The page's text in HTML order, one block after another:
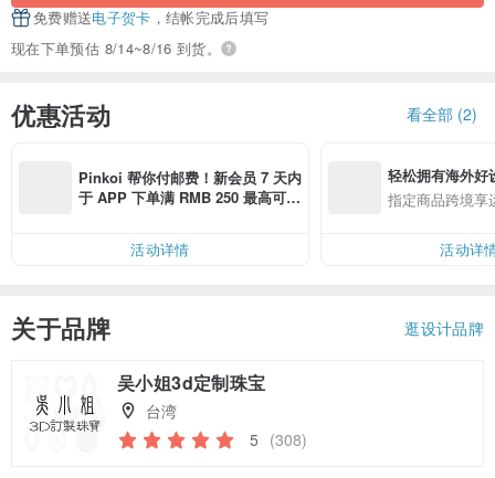
免费赠送电子贺卡 ，结帐完成后填写
现在下单预估 8/14~8/16 到货。
优惠活动 看全部 (2)
Pinkoi 帮你付邮费！新会员 7 天内
于 APP 下单满 RMB 250 最高可折
活动详情
轻松拥有海外好
指定商品跨境享
活动详
关于品牌 逛设计品牌
吴小姐3d定制珠宝
台湾
5 (308)